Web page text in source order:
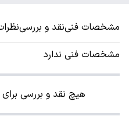
مشخصات فنینقد و بررسی
مشخصات فنی ندارد
هیچ نقد و بررسی